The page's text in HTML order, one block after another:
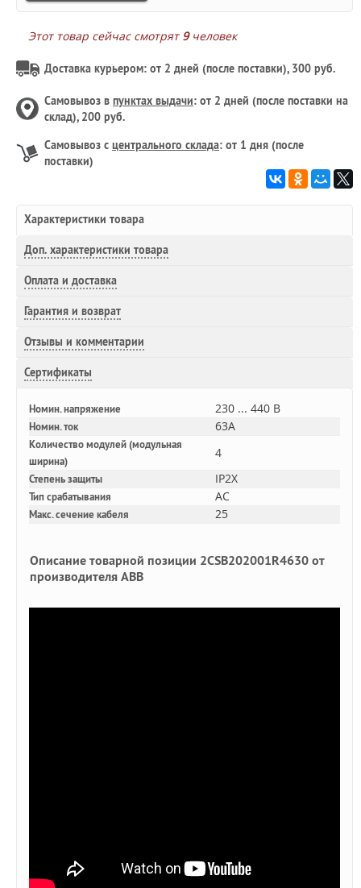
Этот товар сейчас смотрят 9человек
Доставка курьером: от 2 дней (после поставки), 300 руб.
Самовывоз в пунктах выдачи: от 2 дней (после поставки на
склад), 200 руб.
Самовывоз с центрального склада: от 1 дня (после
поставки)
Характеристики товара
Доп. характеристики товара
Оплата и доставка
Гарантия и возврат
Отзывы и комментарии
Сертификаты
Номин. напряжение 230 ... 440 В
Номин. ток 63A
Количество модулей (модульная
ширина)
4
Степень защиты IP2X
Тип срабатывания AC
Макс. сечение кабеля 25
Описание товарной позиции 2CSB202001R4630 от
производителя ABB